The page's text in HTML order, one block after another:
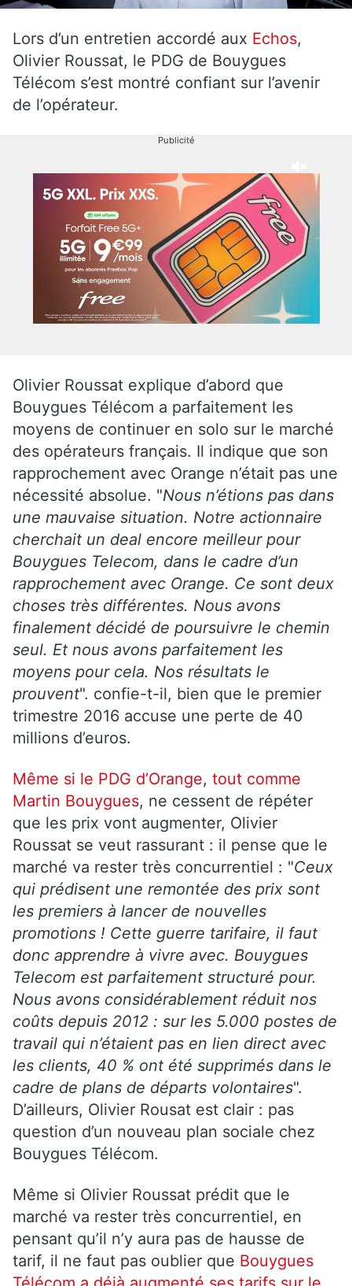
Lors d’un entretien accordé aux Echos,
Olivier Roussat, le PDG de Bouygues
Télécom s’est montré confiant sur l’avenir
de l’opérateur.
Publicité
Olivier Roussat explique d’abord que
Bouygues Télécom a parfaitement les
moyens de continuer en solo sur le marché
des opérateurs français. Il indique que son
rapprochement avec Orange n’était pas une
nécessité absolue. "Nous n’étions pas dans
une mauvaise situation. Notre actionnaire
cherchait un deal encore meilleur pour
Bouygues Telecom, dans le cadre d’un
rapprochement avec Orange. Ce sont deux
choses très différentes. Nous avons
finalement décidé de poursuivre le chemin
seul. Et nous avons parfaitement les
moyens pour cela. Nos résultats le
prouvent". confie-t-il, bien que le premier
trimestre 2016 accuse une perte de 40
millions d’euros.
Même si le PDG d’Orange, tout comme
Martin Bouygues, ne cessent de répéter
que les prix vont augmenter, Olivier
Roussat se veut rassurant : il pense que le
marché va rester très concurrentiel : "Ceux
qui prédisent une remontée des prix sont
les premiers à lancer de nouvelles
promotions ! Cette guerre tarifaire, il faut
donc apprendre à vivre avec. Bouygues
Telecom est parfaitement structuré pour.
Nous avons considérablement réduit nos
coûts depuis 2012 : sur les 5.000 postes de
travail qui n’étaient pas en lien direct avec
les clients, 40 % ont été supprimés dans le
cadre de plans de départs volontaires".
D’ailleurs, Olivier Rousat est clair : pas
question d’un nouveau plan sociale chez
Bouygues Télécom.
Même si Olivier Roussat prédit que le
marché va rester très concurrentiel, en
pensant qu’il n’y aura pas de hausse de
tarif, il ne faut pas oublier que Bouygues